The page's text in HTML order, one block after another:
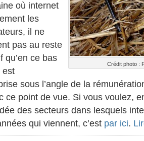
Crédit photo :
où internet
les
il ne
pas au reste
qu’en ce bas
est
sous l’angle de la
ce point de vue. Si vous voulez,
des secteurs dans lesquels
qui viennent, c’est par ici.